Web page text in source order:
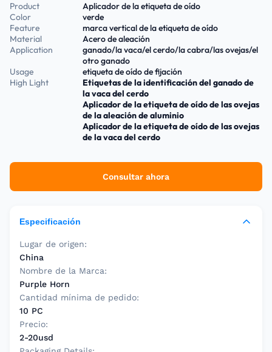
Product
Aplicador de la etiqueta de oído
Color
verde
Feature
marca vertical de la etiqueta de oído
Material
Acero de aleación
Application
ganado/la vaca/el cerdo/la cabra/las ovejas/el
otro ganado
Usage
etiqueta de oído de fijación
High Light
Etiquetas de la identificación del ganado de
la vaca del cerdo
Aplicador de la etiqueta de oído de las ovejas
de la aleación de aluminio
Aplicador de la etiqueta de oído de las ovejas
de la vaca del cerdo
Consultar ahora
Especificación
Lugar de origen:
China
Nombre de la Marca:
Purple Horn
Cantidad mínima de pedido:
10 PC
Precio:
2-20usd